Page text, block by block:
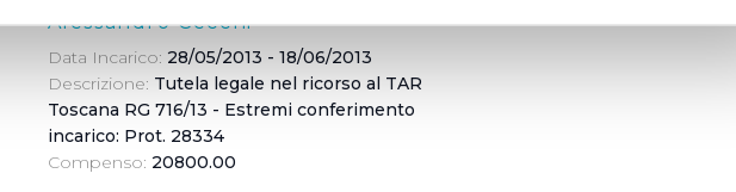
i tuoi dati personali e imposta le tue preferenze nella
in qualsiasi momento dalla Dichiarazione sui cookie.
per rendere fruibile il sito web abilitandone funzionalità di base quali la
i cookie possono essere inoltre utilizzati per analizzare il traffico sul nostro sito web,
Alessandro Cecchi
Data Incarico: 28/05/2013 - 18/06/2013
Descrizione: Tutela legale nel ricorso al TAR
Toscana RG 716/13 - Estremi conferimento
incarico: Prot. 28334
Compenso: 20800.00